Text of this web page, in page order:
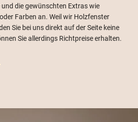
die gewünschten Extras wie
Farben an. Weil wir Holzfenster
Sie bei uns direkt auf der Seite keine
Sie allerdings Richtpreise erhalten.